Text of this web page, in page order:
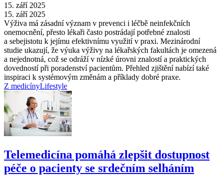
15. září 2025
15. září 2025
Výživa má zásadní význam v prevenci i léčbě neinfekčních
onemocnění, přesto lékaři často postrádají potřebné znalosti
a sebejistotu k jejímu efektivnímu využití v praxi. Mezinárodní
studie ukazují, že výuka výživy na lékařských fakultách je omezená
a nejednotná, což se odráží v nízké úrovni znalostí a praktických
dovedností při poradenství pacientům. Přehled zjištění nabízí také
inspiraci k systémovým změnám a příklady dobré praxe.
Z medicínyLifestyle
Telemedicína pomáhá zlepšit dostupnost
péče o pacienty se srdečním selháním